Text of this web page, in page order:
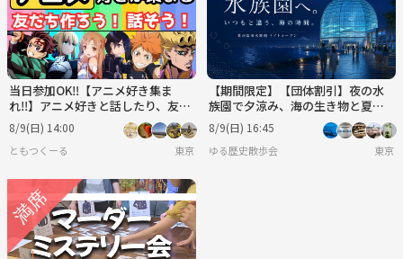
当日参加OK‼️【アニメ好き集ま
れ‼️】アニメ好きと話したり、友達
作りをしよう✨️【🔰新規大歓迎】
【20代30代】
8/9(日) 14:00
ともつくーる 東京
【期間限定】【団体割引】夜の水
族園で夕涼み、海の生き物と夏の
ひんやり時間を楽しもう🐟✨
8/9(日) 16:45
ゆる歴史散歩会 東京